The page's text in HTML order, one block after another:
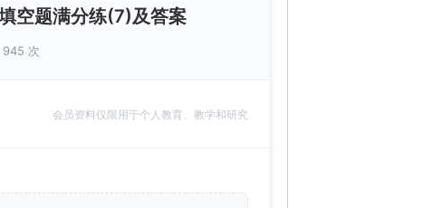
空题满分练(7)及答案
945 次
会员资料仅限用于个人教育、教学和研究